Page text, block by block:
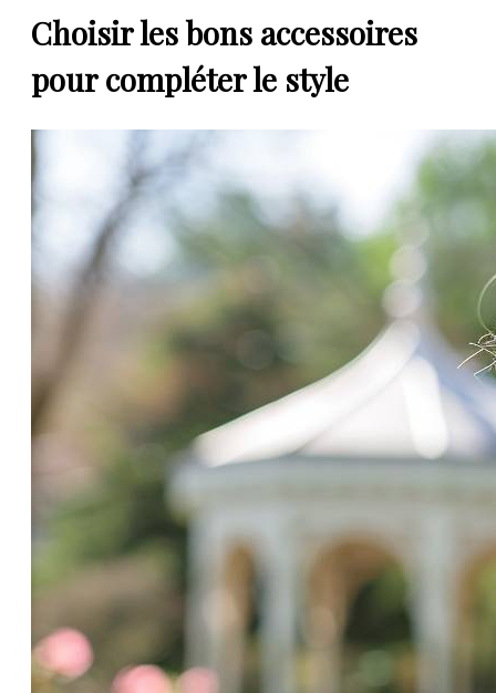
Choisir les bons accessoires
pour compléter le style